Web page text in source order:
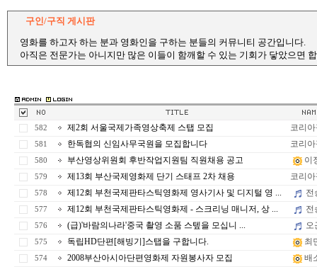
구인/구직 게시판
영화를 하고자 하는 분과 영화인을 구하는 분들의 커뮤니티 공간입니다.
아직은 전문가는 아니지만 많은 이들이 함깨할 수 있는 기회가 닿았으면
582 제2회 서울국제가족영상축제 스탭 모집 코리
581 한독협의 신임사무국원을 모집합니다 코리
580 부산영상위원회 후반작업지원팀 직원채용 공고 이
579 제13회 부산국제영화제 단기 스태프 2차 채용 코리
578 제12회 부천국제판타스틱영화제 영사기사 및 디지털 영 ... 전
577 제12회 부천국제판타스틱영화제 - 스크리닝 매니저, 상 ... 전
576 (급)'바람의나라'중국 촬영 소품 스텦을 모십니 ... 오
575 독립HD단편[해빙기]스탭을 구합니다. 최
574 2008부산아시아단편영화제 자원봉사자 모집 배